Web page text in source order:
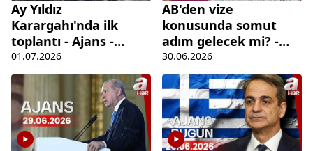
Ay Yıldız
Karargahı'nda ilk
toplantı - Ajans -
01.07.2026 | A Haber
01.07.2026
AB'den vize
konusunda somut
adım gelecek mi? -
Ajans - 30.06.2026 | A
Haber
30.06.2026